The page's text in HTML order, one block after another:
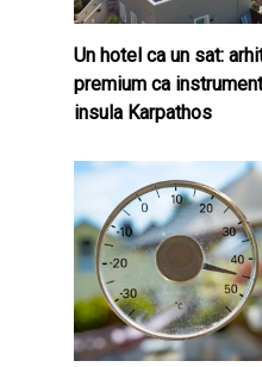
Un hotel ca un sat:
premium ca
insula Karpathos